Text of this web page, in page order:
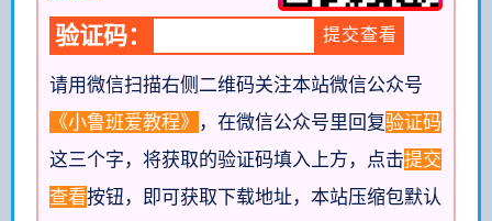
验证码：
请用微信扫描右侧二维码关注本站微信公众号
《小鲁班爱教程》 ，在微信公众号里回复验证码
这三个字，将获取的验证码填入上方，点击提交
查看按钮，即可获取下载地址 ，本站压缩包默认